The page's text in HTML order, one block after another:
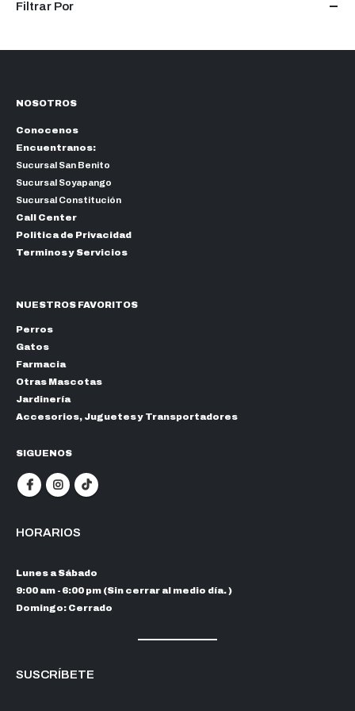
Filtrar Por
NOSOTROS
Conocenos
Encuentranos:
Sucursal San Benito
Sucursal Soyapango
Sucursal Constitución
Call Center
Politica de Privacidad
Terminos y Servicios
NUESTROS FAVORITOS
Perros
Gatos
Farmacia
Otras Mascotas
Jardinería
Accesorios, Juguetes y Transportadores
SIGUENOS
HORARIOS
Lunes a Sábado
9:00 am - 6:00 pm (Sin cerrar al medio día. )
Domingo: Cerrado
SUSCRÍBETE